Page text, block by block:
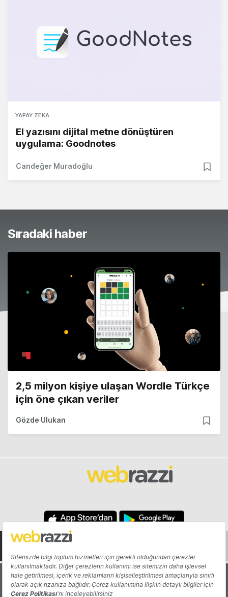
YAPAY ZEKA
El yazısını dijital metne dönüştüren
uygulama: Goodnotes
Candeğer Muradoğlu
Sıradaki haber
2,5 milyon kişiye ulaşan Wordle Türkçe
için öne çıkan veriler
Gözde Ulukan
Hakkında Yazarlar